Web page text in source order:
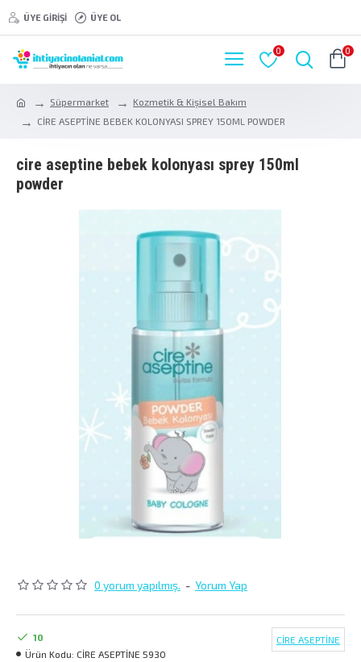
ÜYE GIRIŞI ÜYE OL
0 0
Süpermarket
Kozmetik & Kişisel Bakım
CİRE ASEPTİNE BEBEK KOLONYASI SPREY 150ML POWDER
ci̇re asepti̇ne bebek kolonyasi sprey 150ml
powder
0 yorum yapılmış. - Yorum Yap
10
Ürün Kodu: CİRE ASEPTİNE 5930
CİRE ASEPTİNE